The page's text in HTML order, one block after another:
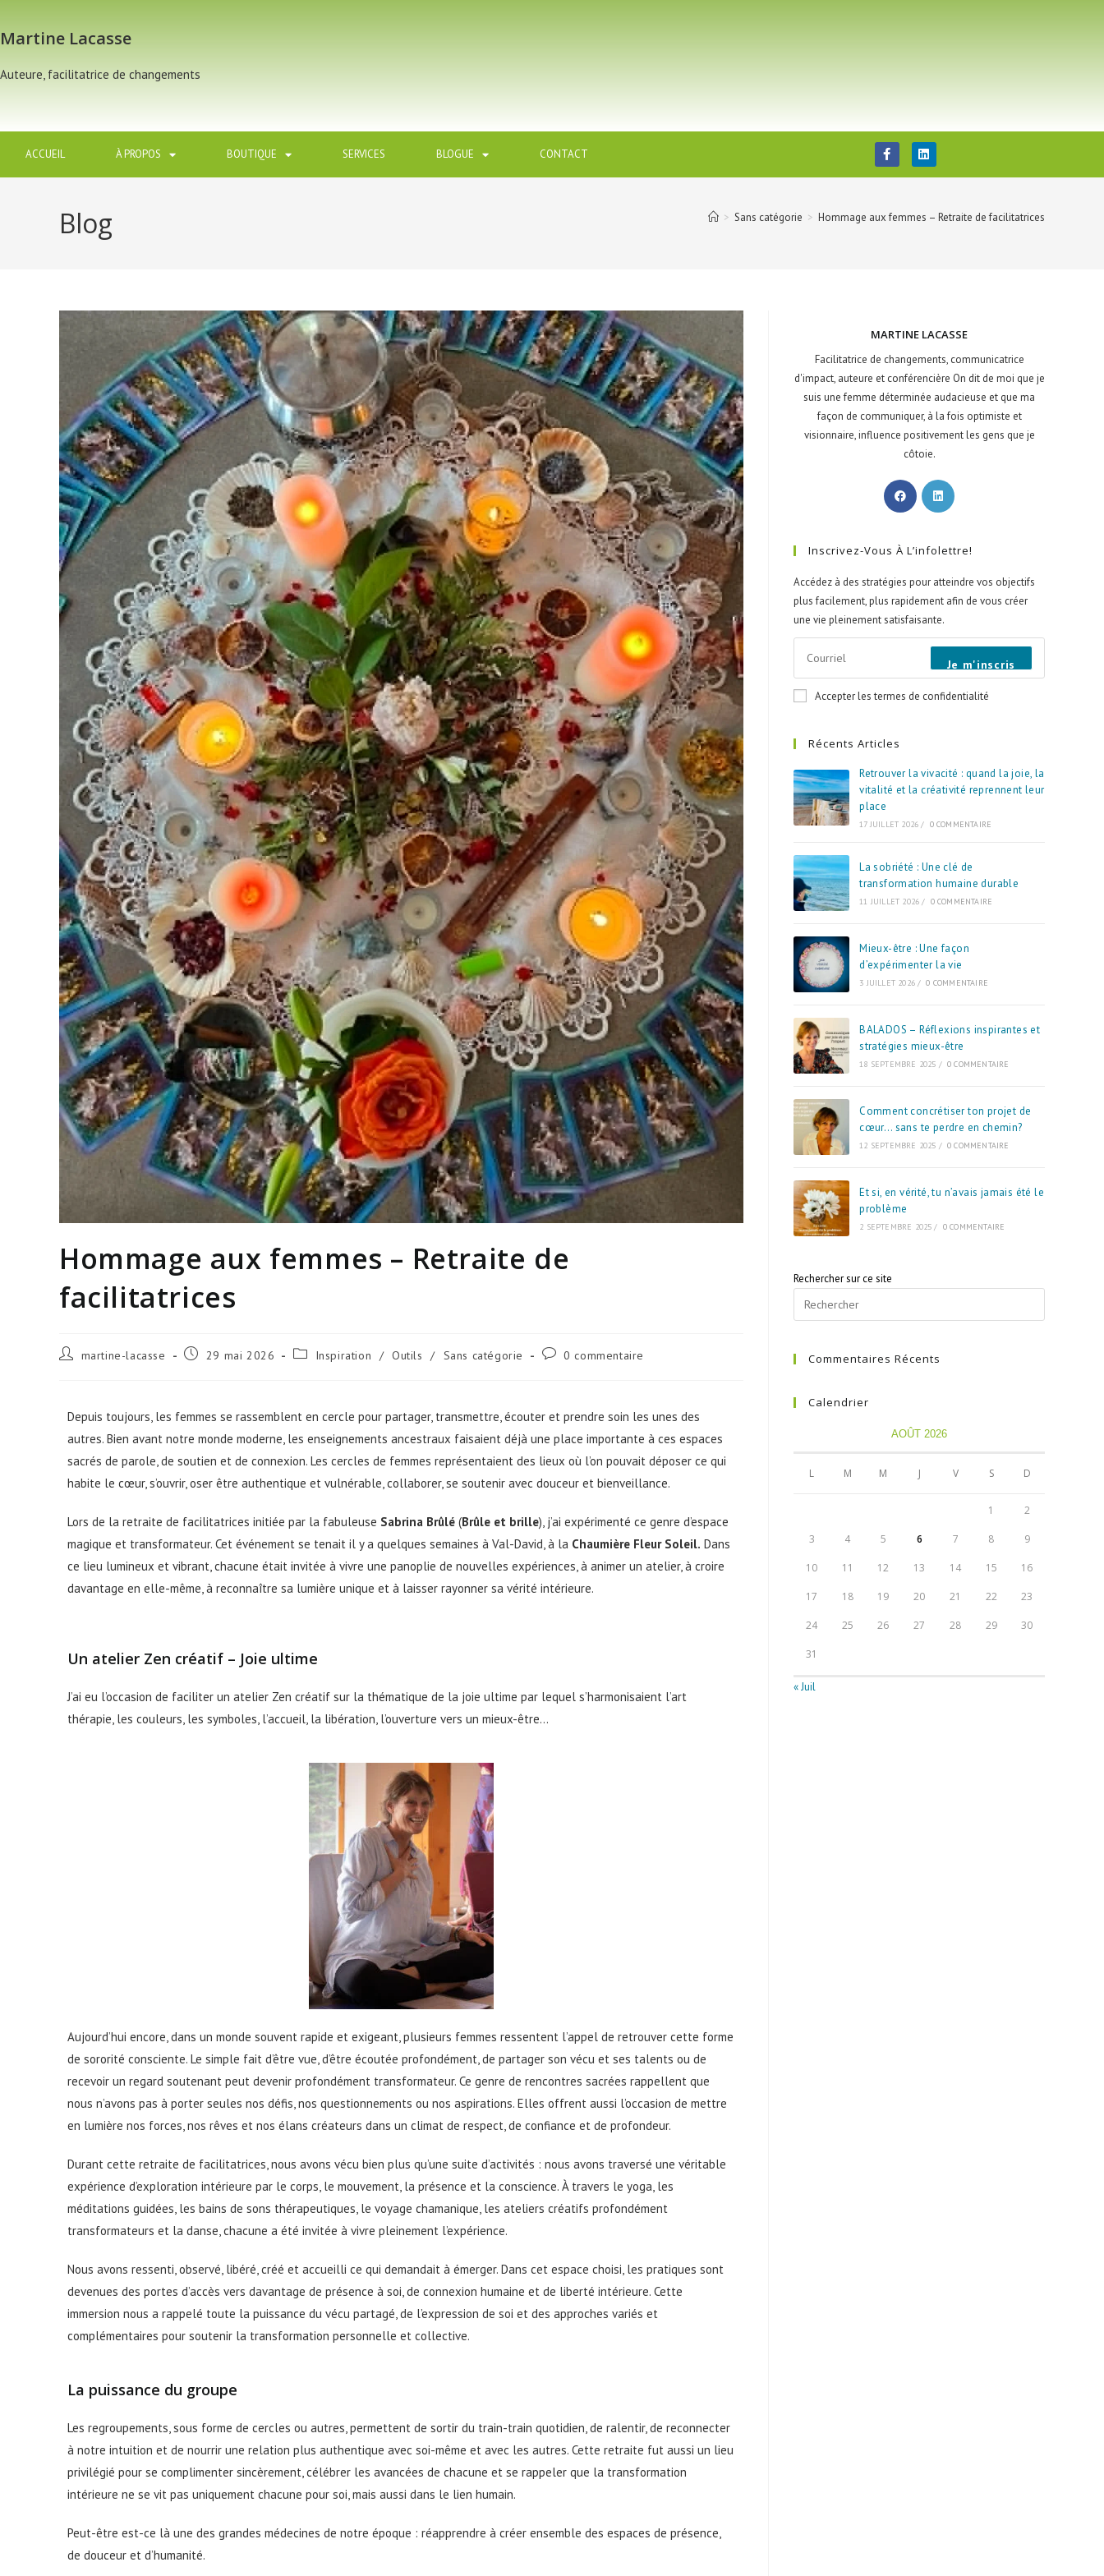
Martine Lacasse
Auteure, facilitatrice de changements
ACCUEIL À PROPOS BOUTIQUE SERVICES BLOGUE CONTACT
Blog > Sans catégorie > Hommage aux femmes – Retraite de facilitatrices
Hommage aux femmes – Retraite de
facilitatrices
martine-lacasse 29 mai 2026 Inspiration / Outils / Sans catégorie 0 commentaire
Depuis toujours, les femmes se rassemblent en cercle pour partager, transmettre, écouter et prendre soin les unes des
autres. Bien avant notre monde moderne, les enseignements ancestraux faisaient déjà une place importante à ces espaces
sacrés de parole, de soutien et de connexion. Les cercles de femmes représentaient des lieux où l’on pouvait déposer ce qui
habite le cœur, s’ouvrir, oser être authentique et vulnérable, collaborer, se soutenir avec douceur et bienveillance.
Lors de la retraite de facilitatrices initiée par la fabuleuse Sabrina Brûlé (Brûle et brille), j’ai expérimenté ce genre d’espace
magique et transformateur. Cet événement se tenait il y a quelques semaines à Val-David, à la Chaumière Fleur Soleil. Dans
ce lieu lumineux et vibrant, chacune était invitée à vivre une panoplie de nouvelles expériences, à animer un atelier, à croire
davantage en elle-même, à reconnaître sa lumière unique et à laisser rayonner sa vérité intérieure.
Un atelier Zen créatif – Joie ultime
J’ai eu l’occasion de faciliter un atelier Zen créatif sur la thématique de la joie ultime par lequel s’harmonisaient l’art
thérapie, les couleurs, les symboles, l’accueil, la libération, l’ouverture vers un mieux-être…
Aujourd’hui encore, dans un monde souvent rapide et exigeant, plusieurs femmes ressentent l’appel de retrouver cette forme
de sororité consciente. Le simple fait d’être vue, d’être écoutée profondément, de partager son vécu et ses talents ou de
recevoir un regard soutenant peut devenir profondément transformateur. Ce genre de rencontres sacrées rappellent que
nous n’avons pas à porter seules nos défis, nos questionnements ou nos aspirations. Elles offrent aussi l’occasion de mettre
en lumière nos forces, nos rêves et nos élans créateurs dans un climat de respect, de confiance et de profondeur.
Durant cette retraite de facilitatrices, nous avons vécu bien plus qu’une suite d’activités : nous avons traversé une véritable
expérience d’exploration intérieure par le corps, le mouvement, la présence et la conscience. À travers le yoga , les
méditations guidées, les bains de sons thérapeutiques, le voyage chamanique, les ateliers créatifs profondément
transformateurs et la danse, chacune a été invitée à vivre pleinement l’expérience.
Nous avons ressenti, observé, libéré, créé et accueilli ce qui demandait à émerger. Dans cet espace choisi, les pratiques sont
devenues des portes d’accès vers davantage de présence à soi, de connexion humaine et de liberté intérieure. Cette
immersion nous a rappelé toute la puissance du vécu partagé, de l’expression de soi et des approches variés et
complémentaires pour soutenir la transformation personnelle et collective.
La puissance du groupe
Les regroupements, sous forme de cercles ou autres, permettent de sortir du train-train quotidien, de ralentir, de reconnecter
à notre intuition et de nourrir une relation plus authentique avec soi-même et avec les autres. Cette retraite fut aussi un lieu
privilégié pour se complimenter sincèrement, célébrer les avancées de chacune et se rappeler que la transformation
intérieure ne se vit pas uniquement chacune pour soi, mais aussi dans le lien humain.
Peut-être est-ce là une des grandes médecines de notre époque : réapprendre à créer ensemble des espaces de présence,
de douceur et d’humanité.
MARTINE LACASSE
Facilitatrice de changements, communicatrice
d'impact, auteure et conférencière On dit de moi que je
suis une femme déterminée audacieuse et que ma
façon de communiquer, à la fois optimiste et
visionnaire, influence positivement les gens que je
côtoie.
Inscrivez-Vous À L’infolettre!
Accédez à des stratégies pour atteindre vos objectifs
plus facilement, plus rapidement afin de vous créer
une vie pleinement satisfaisante.
Je m'inscris
Accepter les termes de confidentialité
Récents Articles
Retrouver la vivacité : quand la joie, la
vitalité et la créativité reprennent leur
place
17 JUILLET 2026 / 0 COMMENTAIRE
La sobriété : Une clé de
transformation humaine durable
11 JUILLET 2026 / 0 COMMENTAIRE
Mieux-être : Une façon
d’expérimenter la vie
3 JUILLET 2026 / 0 COMMENTAIRE
BALADOS – Réflexions inspirantes et
stratégies mieux-être
18 SEPTEMBRE 2025 / 0 COMMENTAIRE
Comment concrétiser ton projet de
cœur… sans te perdre en chemin?
12 SEPTEMBRE 2025 / 0 COMMENTAIRE
Et si, en vérité, tu n’avais jamais été le
problème
2 SEPTEMBRE 2025 / 0 COMMENTAIRE
Rechercher sur ce site
Commentaires Récents
Calendrier
AOÛT 2026
L M M J V S D
1 2
3 4 5 6 7 8 9
10 11 12 13 14 15 16
17 18 19 20 21 22 23
24 25 26 27 28 29 30
31
« Juil